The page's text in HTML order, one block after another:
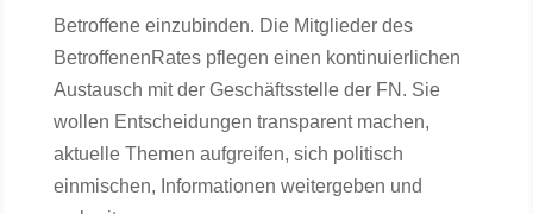
Betroffene einzubinden. Die Mitglieder des
BetroffenenRates pflegen einen kontinuierlichen
Austausch mit der Geschäftsstelle der FN. Sie
wollen Entscheidungen transparent machen,
aktuelle Themen aufgreifen, sich politisch
einmischen, Informationen weitergeben und